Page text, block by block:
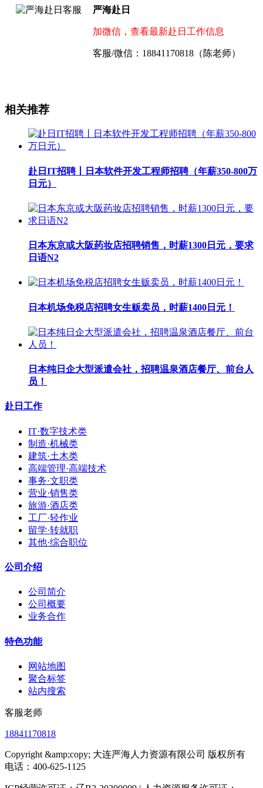
严海赴日
加微信，查看最新赴日工作信息
客服/微信：18841170818（陈老师）
相关推荐
赴日IT招聘丨日本软件开发工程师招聘（年薪350-800万
日元）
日本东京或大阪药妆店招聘销售，时薪1300日元，要求
日语N2
日本机场免税店招聘女生贩卖员，时薪1400日元！
日本纯日企大型派遣会社，招聘温泉酒店餐厅、前台人
员！
赴日工作
IT·数字技术类
制造·机械类
建筑·土木类
高端管理·高端技术
事务·文职类
营业·销售类
旅游·酒店类
工厂·轻作业
留学·转就职
其他·综合职位
公司介绍
公司简介
公司概要
业务合作
特色功能
网站地图
聚合标签
站内搜索
客服老师
18841170818
Copyright &amp;copy; 大连严海人力资源有限公司 版权所有
电话：400-625-1125